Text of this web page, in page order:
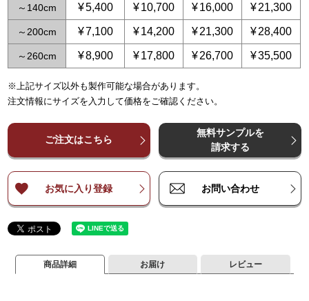
～ 140 ¥5,400 ¥10,700 ¥16,000 ¥21,300
～ 200 ¥7,100 ¥14,200 ¥21,300 ¥28,400
～ 260 ¥8,900 ¥17,800 ¥26,700 ¥35,500
～65 ～ 150 ～225
¥7,100 14,200 21,300 ¥ 28,400 ¥
～125 ～250 ～
¥7,100 14,200 ¥21,300 ¥ 28,400
※上記サイズ以外も製作可能な場合があります。
注文情報にサイズを入力して価格をご確認ください。
ご注文はこちら
無料サンプルを
請求する
お気に入り登録 お問い合わせ
商品詳細 お届け レビュー